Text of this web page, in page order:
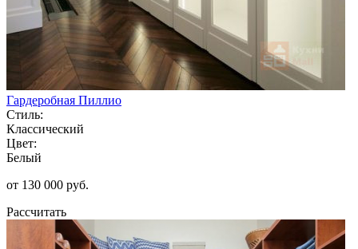
Гардеробная Пиллио
Стиль:
Классический
Цвет:
Белый
от 130 000 руб.
Рассчитать